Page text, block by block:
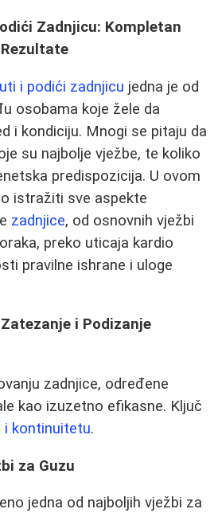
Zadnjicu: Kompletan
i podići zadnjicu jedna je od
osobama koje žele da
i kondiciju. Mnogi se pitaju da
su najbolje vježbe, te koliko
predispozicija. U ovom
istražiti sve aspekte
zadnjice, od osnovnih vježbi
preko uticaja kardio
pravilne ishrane i uloge
i Podizanje
zadnjice, određene
kao izuzetno efikasne. Ključ
i kontinuitetu.
za Guzu
jedna od najboljih vježbi za